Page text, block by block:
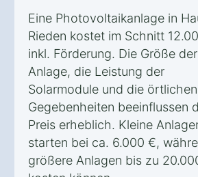
Eine Photovoltaikanlage in
Rieden kostet im Schnitt
inkl. Förderung. Die Größe der
Anlage, die Leistung der
Solarmodule und die örtlichen
Gegebenheiten beeinflussen
Preis erheblich. Kleine
starten bei ca. 6.000 €,
größere Anlagen bis zu